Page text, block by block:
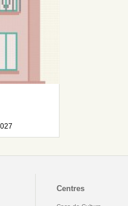
Centres